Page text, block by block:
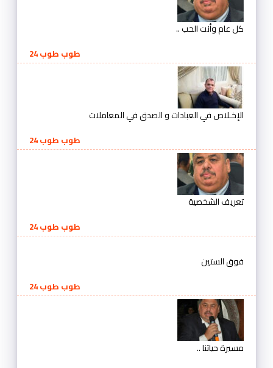
كل عام وأنت الحب ..
طوب طوب 24
الإخـلاص في العبادات و الصدق في المعاملات
طوب طوب 24
تعريف الشخصية
طوب طوب 24
فوق الستين
طوب طوب 24
مسيرة حياتنا ..